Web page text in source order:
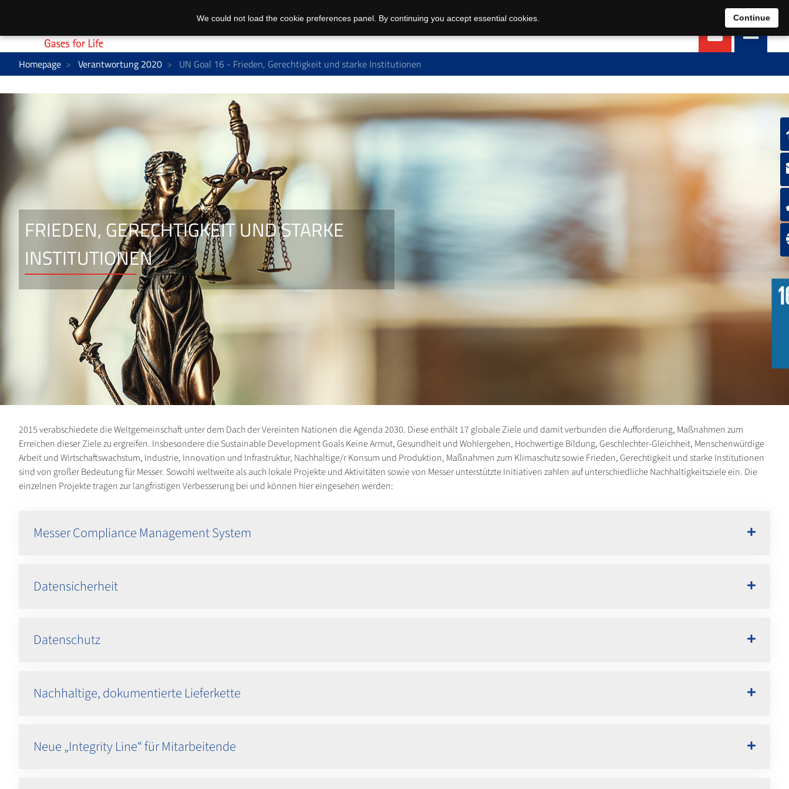
EN DE
Homepage Verantwortung 2020 UN Goal 16 - Frieden, Gerechtigkeit und starke Institutionen
FRIEDEN, GERECHTIGKEIT UND STARKE
INSTITUTIONEN
2015 verabschiedete die Weltgemeinschaft unter dem Dach der Vereinten Nationen die Agenda 2030. Diese enthält 17 globale Ziele und damit verbunden die Aufforderung, Maßnahmen zum
Erreichen dieser Ziele zu ergreifen. Insbesondere die Sustainable Development Goals Keine Armut, Gesundheit und Wohlergehen, Hochwertige Bildung, Geschlechter-Gleichheit, Menschenwürdige
Arbeit und Wirtschaftswachstum, Industrie, Innovation und Infrastruktur, Nachhaltige/r Konsum und Produktion, Maßnahmen zum Klimaschutz sowie Frieden, Gerechtigkeit und starke Institutionen
sind von großer Bedeutung für Messer. Sowohl weltweite als auch lokale Projekte und Aktivitäten sowie von Messer unterstützte Initiativen zahlen auf unterschiedliche Nachhaltigkeitsziele ein. Die
einzelnen Projekte tragen zur langfristigen Verbesserung bei und können hier eingesehen werden:
Messer Compliance Management System
Datensicherheit
Datenschutz
Nachhaltige, dokumentierte Lieferkette
Neue „Integrity Line“ für Mitarbeitende
We could not load the cookie preferences panel. By continuing you accept essential cookies. Continue